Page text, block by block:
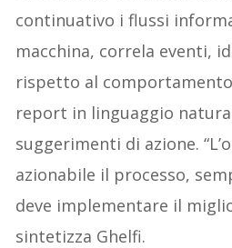
continuativo i flussi
macchina, correla eventi,
rispetto al
report in linguaggio
suggerimenti di azione.
azionabile il processo,
deve implementare il
sintetizza Ghelfi.